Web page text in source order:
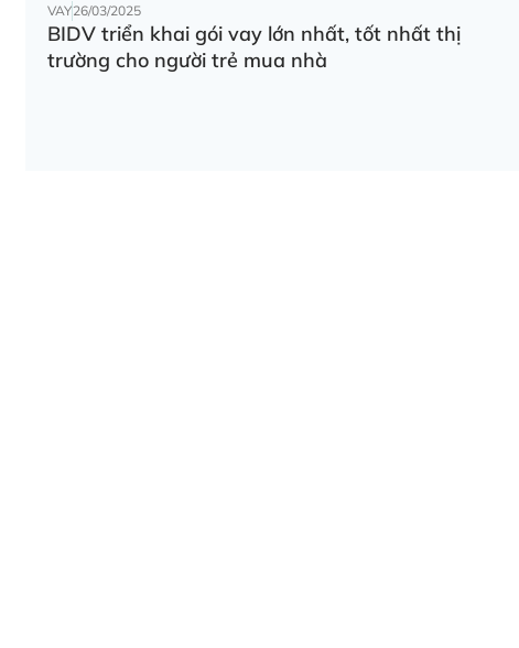
VAY26/03/2025
BIDV triển khai gói vay lớn nhất, tốt nhất thị
trường cho người trẻ mua nhà